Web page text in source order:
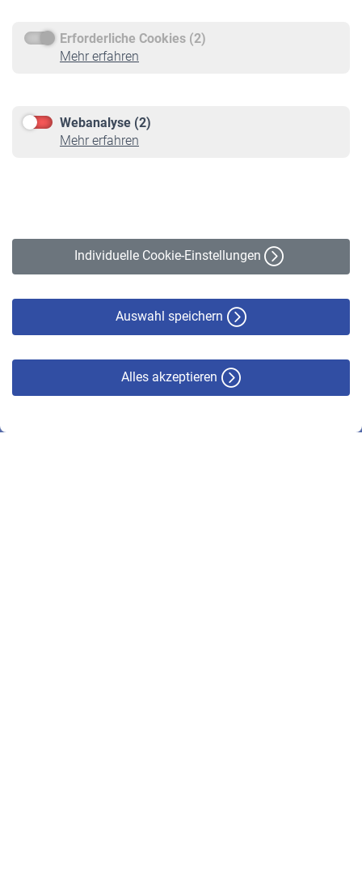
Erforderliche Cookies (2)
Mehr erfahren
Webanalyse (2)
Mehr erfahren
Individuelle Cookie-Einstellungen
Auswahl speichern
Alles akzeptieren
Service
Informationen
Online-Rechner
VBLnewsletter
Erklärung zur Barrierefreiheit
© VBL 2026